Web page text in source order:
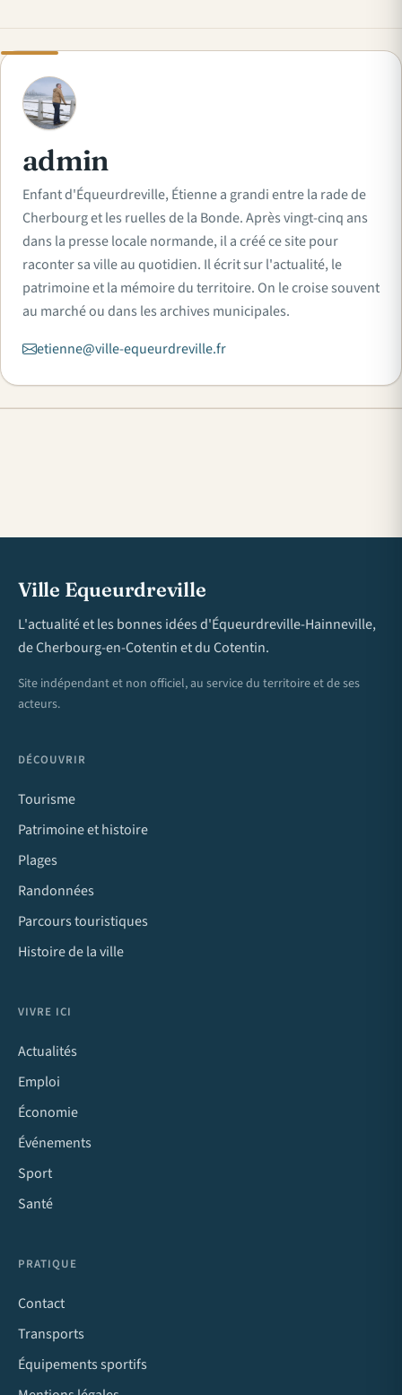
A
admin
Enfant d'Équeurdreville, Étienne a grandi entre la rade de
Cherbourg et les ruelles de la Bonde. Après vingt-cinq ans
dans la presse locale normande, il a créé ce site pour
raconter sa ville au quotidien. Il écrit sur l'actualité, le
patrimoine et la mémoire du territoire. On le croise souvent
au marché ou dans les archives municipales.
etienne@ville-equeurdreville.fr
Ville Equeurdreville
L'actualité et les bonnes idées d'Équeurdreville-Hainneville,
de Cherbourg-en-Cotentin et du Cotentin.
Site indépendant et non officiel, au service du territoire et de ses
acteurs.
DÉCOUVRIR
Tourisme
Patrimoine et histoire
Plages
Randonnées
Parcours touristiques
Histoire de la ville
VIVRE ICI
Actualités
Emploi
Économie
Événements
Sport
Santé
PRATIQUE
Contact
Transports
Équipements sportifs